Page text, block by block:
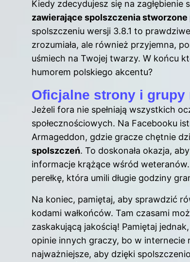
Kiedy zdecydujesz się na
zawierające spolszczenia
spolszczeniu wersji 3.8.1 to
zrozumiała, ale również przyjemna,
uśmiech na Twojej twarzy. W końcu
humorem polskiego akcentu?
Oficjalne strony i grupy
Jeżeli fora nie spełniają wszystkich
społecznościowych. Na Facebooku
Armageddon, gdzie gracze chętnie
spolszczeń. To doskonała okazja,
informacje krążące wśród
perełkę, która umili długie godziny
Na koniec, pamiętaj, aby sprawdzić
kodami wałkońców. Tam czasami
zaskakującą jakością! Pamiętaj
opinie innych graczy, bo w internecie
najważniejsze, aby dzięki